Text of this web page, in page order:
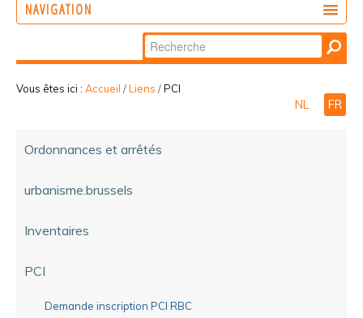
NAVIGATION
Chercher par
Recherche
avancée…
Vous êtes ici : Accueil /Liens /PCI
NL FR
Ordonnances et arrêtés
urbanisme.brussels
Inventaires
PCI
Demande inscription PCI RBC